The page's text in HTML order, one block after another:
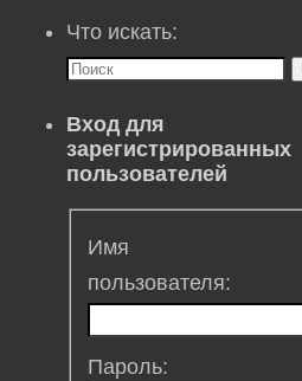
Что искать:
Вход для
зарегистрированных
пользователей
Имя
пользователя:
Пароль: